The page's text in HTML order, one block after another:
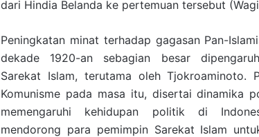
dari Hindia Belanda ke pertemuan tersebut
Peningkatan minat terhadap gagasan Pan-
dekade 1920-an sebagian besar
Sarekat Islam, terutama oleh Tjokroaminoto.
Komunisme pada masa itu, disertai dinamika
memengaruhi kehidupan politik di
mendorong para pemimpin Sarekat Islam